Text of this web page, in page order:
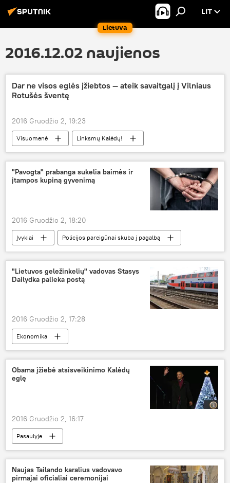
Lietuva
LIT
2016.12.02 naujienos
Dar ne visos eglės įžiebtos — ateik savaitgalį į Vilniaus
Rotušės šventę
2016 Gruodžio 2, 19:23
Visuomenė Linksmų Kalėdų!
"Pavogta" prabanga sukelia baimės ir
įtampos kupiną gyvenimą
2016 Gruodžio 2, 18:20
Įvykiai Policijos pareigūnai skuba į pagalbą
"Lietuvos geležinkelių" vadovas Stasys
Dailydka palieka postą
2016 Gruodžio 2, 17:28
Ekonomika
Obama įžiebė atsisveikinimo Kalėdų
eglę
2016 Gruodžio 2, 16:17
Pasaulyje
Naujas JAV prezidentas: Making America Great Again
Naujas Tailando karalius vadovavo
pirmajai oficialiai ceremonijai